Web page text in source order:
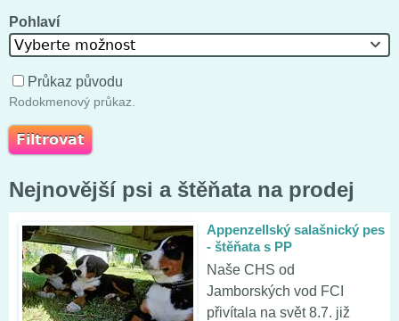
Pohlaví
Vyberte možnost
Průkaz původu
Rodokmenový průkaz.
Nejnovější psi a štěňata na prodej
Appenzellský salašnický pes
- štěňata s PP
Naše CHS od
Jamborských vod FCI
přivítala na svět 8.7. již